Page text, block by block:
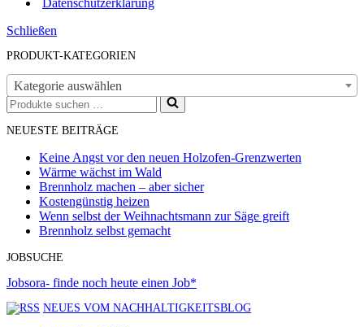
Datenschutzerklärung
Schließen
PRODUKT-KATEGORIEN
Kategorie auswählen
Suchen
nach …
NEUESTE BEITRÄGE
Keine Angst vor den neuen Holzofen-Grenzwerten
Wärme wächst im Wald
Brennholz machen – aber sicher
Kostengünstig heizen
Wenn selbst der Weihnachtsmann zur Säge greift
Brennholz selbst gemacht
JOBSUCHE
Jobsora- finde noch heute einen Job*
NEUES VOM NACHHALTIGKEITSBLOG